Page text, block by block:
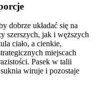
dobrze układać się na
szerszych, jak i węższych
ciało, a cienkie,
miejscach
Pasek w talii
wiruje i pozostaje